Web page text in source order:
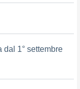
1° settembre